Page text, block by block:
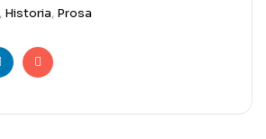
, Historia, Prosa
Email